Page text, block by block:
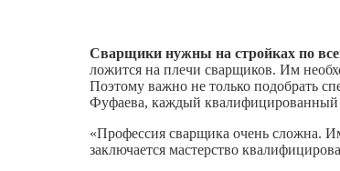
Сварщики нужны на стройках по
ложится на плечи сварщиков. Им
Поэтому важно не только подобрать
Фуфаева, каждый квалифицированный
«Профессия сварщика очень сложна.
заключается мастерство